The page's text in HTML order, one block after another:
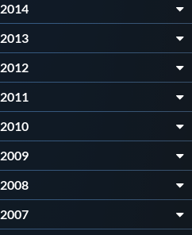
2014
2013
2012
2011
2010
2009
2008
2007